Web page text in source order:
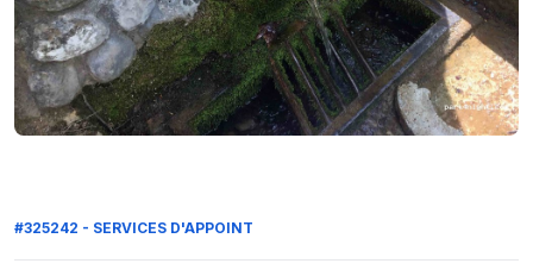
#325242 - SERVICES D'APPOINT